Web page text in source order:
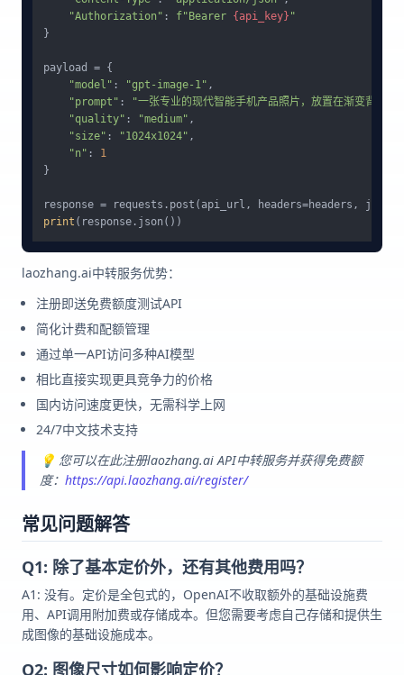
"Authorization" : f"Bearer {api_key} "
}
payload = {
"model" : "gpt-image-1" ,
"prompt" :
"一张专业的现代智能手机产品照片，放置在渐变背景
"quality" : "medium" ,
"size" : "1024x1024" ,
"n" : 1
}
print
laozhang.ai中转服务优势：
注册即送免费额度测试API
简化计费和配额管理
通过单一API访问多种AI模型
相比直接实现更具竞争力的价格
国内访问速度更快，无需科学上网
24/7中文技术支持
💡 您可以在此注册laozhang.ai API中转服务并获得免费额
度： https://api.laozhang.ai/register/
常见问题解答
Q1: 除了基本定价外，还有其他费用吗？
A1: 没有。定价是全包式的，OpenAI不收取额外的基础设施费
用、API调用附加费或存储成本。但您需要考虑自己存储和提供生
成图像的基础设施成本。
Q2: 图像尺寸如何影响定价？